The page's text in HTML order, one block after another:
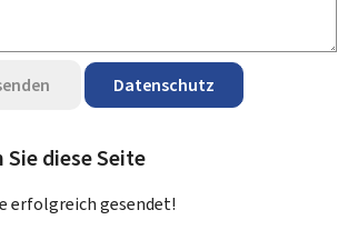
Datenschutz
diese Seite
erfolgreichgesendet!